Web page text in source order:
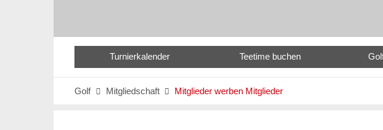
Turnierkalender Teetime buchen
Golf  Mitgliedschaft  Mitglieder werben Mitglieder